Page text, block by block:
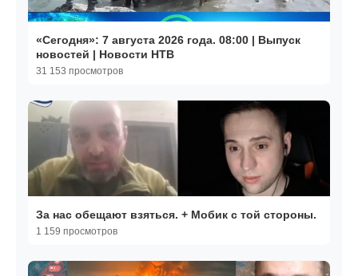
«Сегодня»: 7 августа 2026 года. 08:00 | Выпуск
новостей | Новости НТВ
31 153 просмотров
За нас обещают взяться. + Мобик с той стороны.
1 159 просмотров